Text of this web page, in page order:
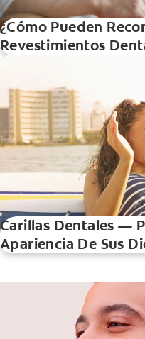
¿Cómo Pueden
Revestimientos
Carillas Dentales —
Apariencia De Sus